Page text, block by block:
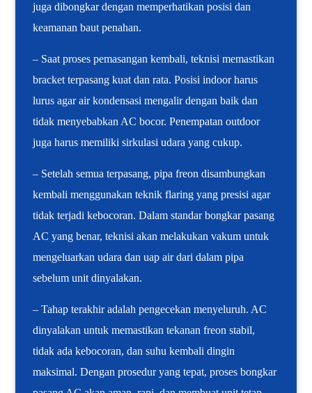
juga dibongkar dengan memperhatikan posisi dan
keamanan baut penahan.
– Saat proses pemasangan kembali, teknisi memastikan
bracket terpasang kuat dan rata. Posisi indoor harus
lurus agar air kondensasi mengalir dengan baik dan
tidak menyebabkan AC bocor. Penempatan outdoor
juga harus memiliki sirkulasi udara yang cukup.
– Setelah semua terpasang, pipa freon disambungkan
kembali menggunakan teknik flaring yang presisi agar
tidak terjadi kebocoran. Dalam standar bongkar pasang
AC yang benar, teknisi akan melakukan vakum untuk
mengeluarkan udara dan uap air dari dalam pipa
sebelum unit dinyalakan.
– Tahap terakhir adalah pengecekan menyeluruh. AC
dinyalakan untuk memastikan tekanan freon stabil,
tidak ada kebocoran, dan suhu kembali dingin
maksimal. Dengan prosedur yang tepat, proses bongkar